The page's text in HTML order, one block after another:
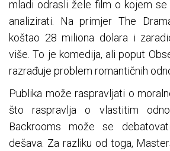
mladi odrasli žele film o kojem
analizirati. Na primjer The
koštao 28 miliona dolara i
više. To je komedija, ali poput
razrađuje problem romantičnih
Publika može raspravljati o
što raspravlja o vlastitim
Backrooms može se
dešava. Za razliku od toga,